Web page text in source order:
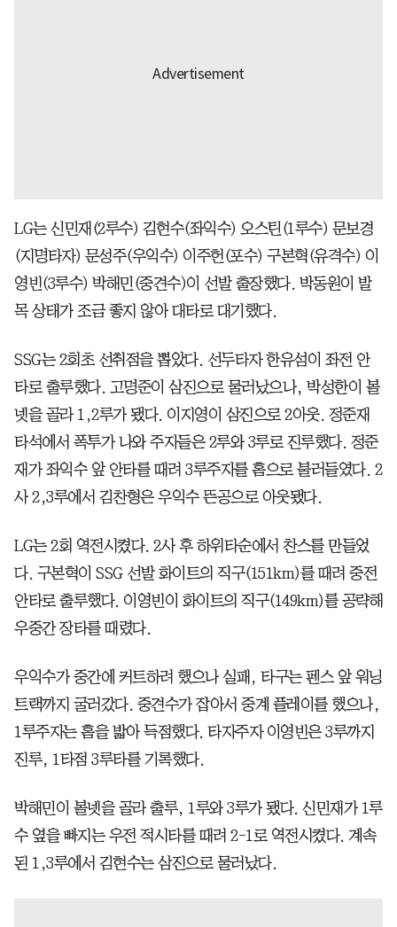
LG는 신민재(2루수) 김현수(좌익수) 오스틴(1루수) 문보경
(지명타자) 문성주(우익수) 이주헌(포수) 구본혁(유격수) 이
영빈(3루수) 박해민(중견수)이 선발 출장했다. 박동원이 발
목 상태가 조금 좋지 않아 대타로 대기했다.
SSG는 2회초 선취점을 뽑았다. 선두타자 한유섬이 좌전 안
타로 출루했다. 고명준이 삼진으로 물러났으나, 박성한이 볼
넷을 골라 1,2루가 됐다. 이지영이 삼진으로 2아웃. 정준재
타석에서 폭투가 나와 주자들은 2루와 3루로 진루했다. 정준
재가 좌익수 앞 안타를 때려 3루주자를 홈으로 불러들였다. 2
사 2,3루에서 김찬형은 우익수 뜬공으로 아웃됐다.
LG는 2회 역전시켰다. 2사 후 하위타순에서 찬스를 만들었
다. 구본혁이 SSG 선발 화이트의 직구(151km)를 때려 중전
안타로 출루했다. 이영빈이 화이트의 직구(149km)를 공략해
우중간 장타를 때렸다.
우익수가 중간에 커트하려 했으나 실패, 타구는 펜스 앞 워닝
트랙까지 굴러갔다. 중견수가 잡아서 중계 플레이를 했으나,
1루주자는 홈을 밟아 득점했다. 타자주자 이영빈은 3루까지
진루, 1타점 3루타를 기록했다.
박해민이 볼넷을 골라 출루, 1루와 3루가 됐다. 신민재가 1루
수 옆을 빠지는 우전 적시타를 때려 2-1로 역전시켰다. 계속
된 1,3루에서 김현수는 삼진으로 물러났다.